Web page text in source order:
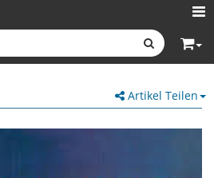
Artikel Teilen